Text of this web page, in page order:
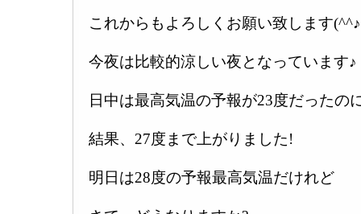
これからもよろしくお願い致します(^^♪
今夜は比較的涼しい夜となっています♪
日中は最高気温の予報が23度だったの
結果、27度まで上がりました!
明日は28度の予報最高気温だけれど